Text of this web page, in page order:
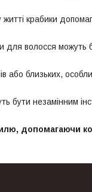
крабики
для волосся можуть
або близьких,
бути незамінним
допомагаючи